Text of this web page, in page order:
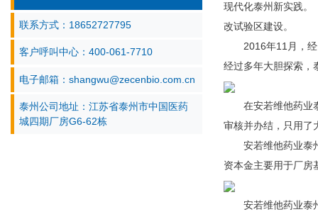
联系方式：18652727795
客户呼叫中心：400-061-7710
电子邮箱：shangwu@zecenbio.com.cn
泰州公司地址：江苏省泰州市中国医药
城四期厂房G6-62栋
现代化泰州新实践。
改试验区建设。
2016年11月，
经过多年大胆探索，
在安若维他药业
审核并办结，只用了
安若维他药业泰
资本金主要用于厂房
安若维他药业泰